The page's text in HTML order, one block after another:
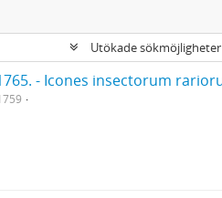
Utökade sökmöjligheter